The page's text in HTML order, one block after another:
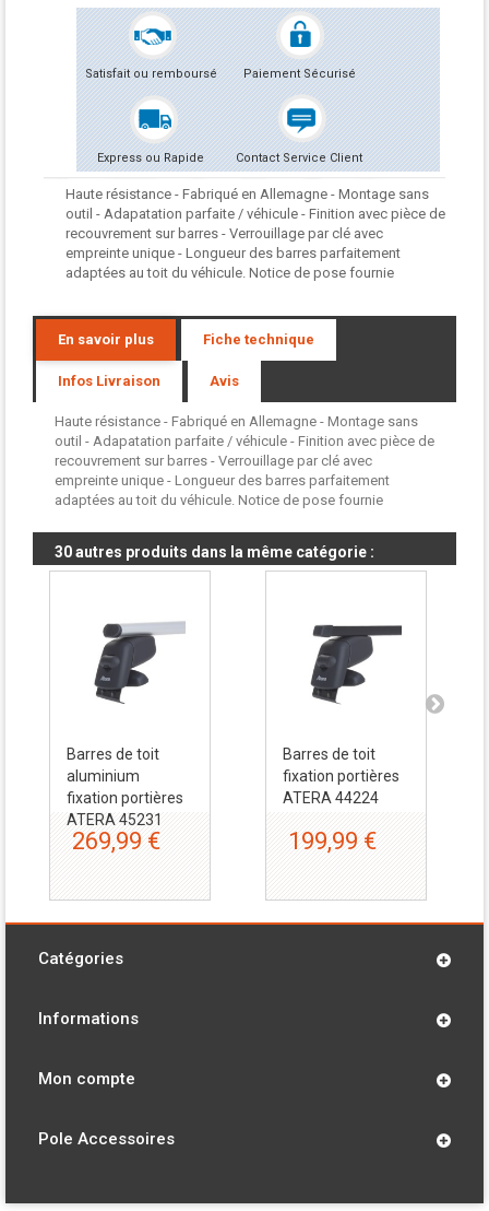
Satisfait ou remboursé Paiement Sécurisé
Express ou Rapide Contact Service Client
Haute résistance - Fabriqué en Allemagne - Montage sans
outil - Adapatation parfaite / véhicule - Finition avec pièce de
recouvrement sur barres - Verrouillage par clé avec
empreinte unique - Longueur des barres parfaitement
adaptées au toit du véhicule. Notice de pose fournie
En savoir plus Fiche technique
Infos Livraison Avis
Haute résistance - Fabriqué en Allemagne - Montage sans
outil - Adapatation parfaite / véhicule - Finition avec pièce de
recouvrement sur barres - Verrouillage par clé avec
empreinte unique - Longueur des barres parfaitement
adaptées au toit du véhicule. Notice de pose fournie
30 autres produits dans la même catégorie :
Barres de toit
aluminium
fixation portières
ATERA 45231
269,99 €
Barres de toit
fixation portières
ATERA 44224
199,99 €
Catégories
Informations
Mon compte
Pole Accessoires